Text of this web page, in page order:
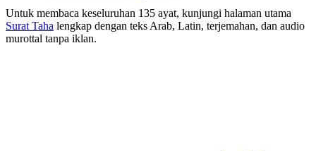
Untuk membaca keseluruhan 135 ayat, kunjungi halaman utama
Surat Taha lengkap dengan teks Arab, Latin, terjemahan, dan audio
murottal tanpa iklan.